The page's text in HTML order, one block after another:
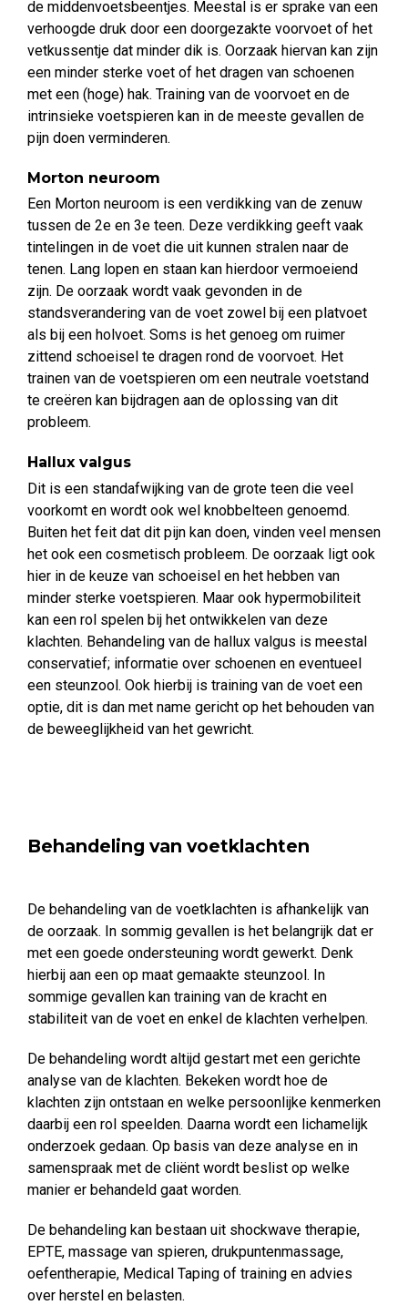
de middenvoetsbeentjes. Meestal is er sprake van een
verhoogde druk door een doorgezakte voorvoet of het
vetkussentje dat minder dik is. Oorzaak hiervan kan zijn
een minder sterke voet of het dragen van schoenen
met een (hoge) hak. Training van de voorvoet en de
intrinsieke voetspieren kan in de meeste gevallen de
pijn doen verminderen.
Morton neuroom
Een Morton neuroom is een verdikking van de zenuw
tussen de 2e en 3e teen. Deze verdikking geeft vaak
tintelingen in de voet die uit kunnen stralen naar de
tenen. Lang lopen en staan kan hierdoor vermoeiend
zijn. De oorzaak wordt vaak gevonden in de
standsverandering van de voet zowel bij een platvoet
als bij een holvoet. Soms is het genoeg om ruimer
zittend schoeisel te dragen rond de voorvoet. Het
trainen van de voetspieren om een neutrale voetstand
te creëren kan bijdragen aan de oplossing van dit
probleem.
Hallux valgus
Dit is een standafwijking van de grote teen die veel
voorkomt en wordt ook wel knobbelteen genoemd.
Buiten het feit dat dit pijn kan doen, vinden veel mensen
het ook een cosmetisch probleem. De oorzaak ligt ook
hier in de keuze van schoeisel en het hebben van
minder sterke voetspieren. Maar ook hypermobiliteit
kan een rol spelen bij het ontwikkelen van deze
klachten. Behandeling van de hallux valgus is meestal
conservatief; informatie over schoenen en eventueel
een steunzool. Ook hierbij is training van de voet een
optie, dit is dan met name gericht op het behouden van
de beweeglijkheid van het gewricht.
Behandeling van voetklachten
De behandeling van de voetklachten is afhankelijk van
de oorzaak. In sommig gevallen is het belangrijk dat er
met een goede ondersteuning wordt gewerkt. Denk
hierbij aan een op maat gemaakte steunzool. In
sommige gevallen kan training van de kracht en
stabiliteit van de voet en enkel de klachten verhelpen.
De behandeling wordt altijd gestart met een gerichte
analyse van de klachten. Bekeken wordt hoe de
klachten zijn ontstaan en welke persoonlijke kenmerken
daarbij een rol speelden. Daarna wordt een lichamelijk
onderzoek gedaan. Op basis van deze analyse en in
samenspraak met de cliënt wordt beslist op welke
manier er behandeld gaat worden.
De behandeling kan bestaan uit shockwave therapie,
EPTE, massage van spieren, drukpuntenmassage,
oefentherapie, Medical Taping of training en advies
over herstel en belasten.